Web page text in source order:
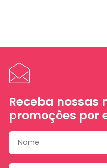
Receba nossas
promoções por